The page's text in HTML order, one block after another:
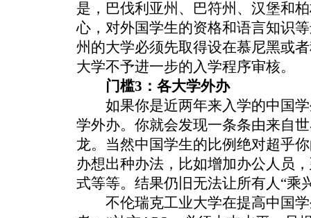
是，巴伐利亚州、巴符州、汉堡和
心，对外国学生的资格和语言知识
州的大学必须先取得设在慕尼黑或
大学不予进一步的入学程序审核。
门槛3：各大学外办
如果你是近两年来入学的中国学
学外办。你就会发现一条条由来自
龙。当然中国学生的比例绝对超乎
办想出种办法，比如增加办公人员
式等等。结果仍旧无法让所有人“乘
不伦瑞克工业大学在提高中国学